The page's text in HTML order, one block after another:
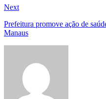
NextNext
Prefeitura promove ação de
Manaus